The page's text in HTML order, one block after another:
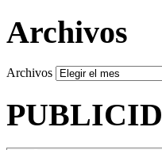
Archivos
Archivos